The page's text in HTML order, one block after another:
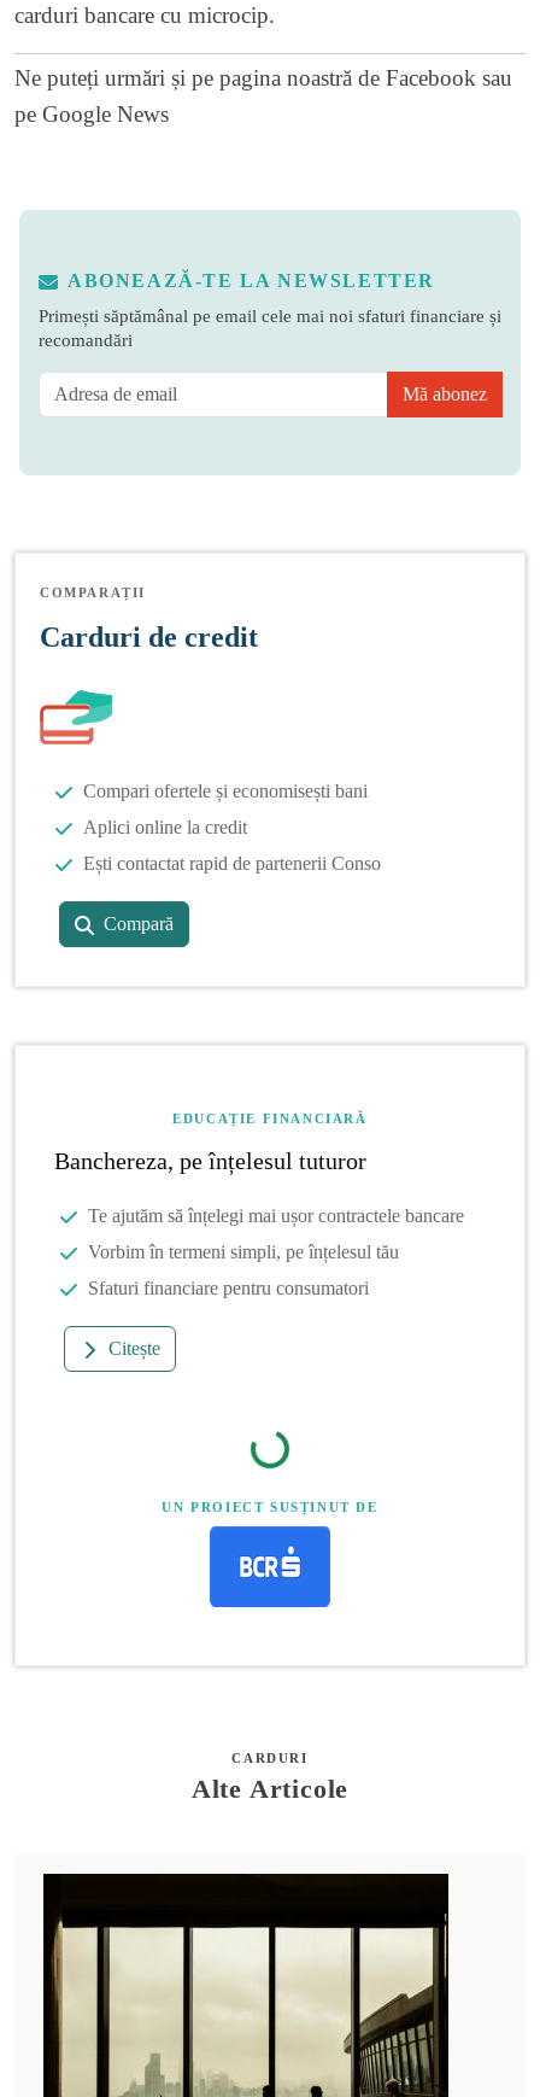
carduri bancare cu microcip.
Ne puteți urmări și pe pagina noastră de Facebook sau
pe Google News
ABONEAZĂ-TE LA NEWSLETTER
Primești săptămânal pe email cele mai noi sfaturi financiare și
recomandări
Mă abonez
COMPARAȚII
Carduri de credit
Compari ofertele și economisești bani
Aplici online la credit
Ești contactat rapid de partenerii Conso
Compară
EDUCAȚIE FINANCIARĂ
Banchereza, pe înțelesul tuturor
Te ajutăm să înțelegi mai ușor contractele bancare
Vorbim în termeni simpli, pe înțelesul tău
Sfaturi financiare pentru consumatori
Citește
UN PROIECT SUSȚINUT DE
CARDURI
Alte Articole